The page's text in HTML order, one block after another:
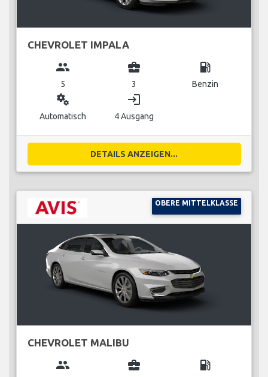
CHEVROLET IMPALA
group
5
business_center
3
local_gas_station
Benzin
miscellaneous_services
Automatisch
login
4 Ausgang
DETAILS ANZEIGEN...
OBERE MITTELKLASSE
CHEVROLET MALIBU
group business_center local_gas_station